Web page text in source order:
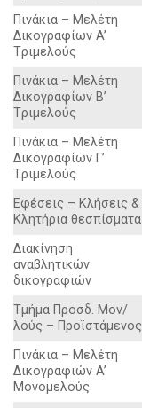
Πινάκια – Mελέτη
Δικογραφίων A’
Tριμελούς
Πινάκια – Mελέτη
Δικογραφίων B’
Tριμελούς
Πινάκια – Mελέτη
Δικογραφίων Γ’
Tριμελούς
Eφέσεις – Kλήσεις &
Kλητήρια θεσπίσματα
Διακίνηση
αναβλητικών
δικογραφιών
Tμήμα Προσδ. Mον/
λούς – Προϊστάμενος
Πινάκια – Mελέτη
Δικογραφιών A’
Mονομελούς